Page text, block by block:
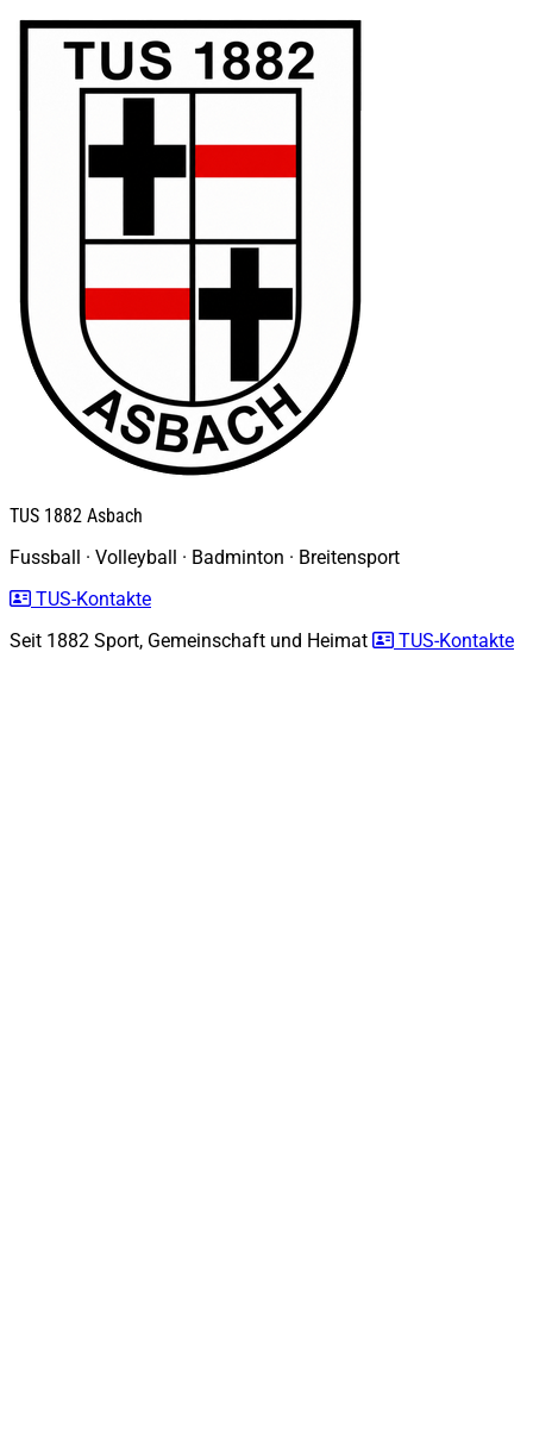
TUS 1882 Asbach
Fussball · Volleyball · Badminton · Breitensport
TUS-Kontakte
Seit 1882 Sport, Gemeinschaft und Heimat TUS-Kontakte